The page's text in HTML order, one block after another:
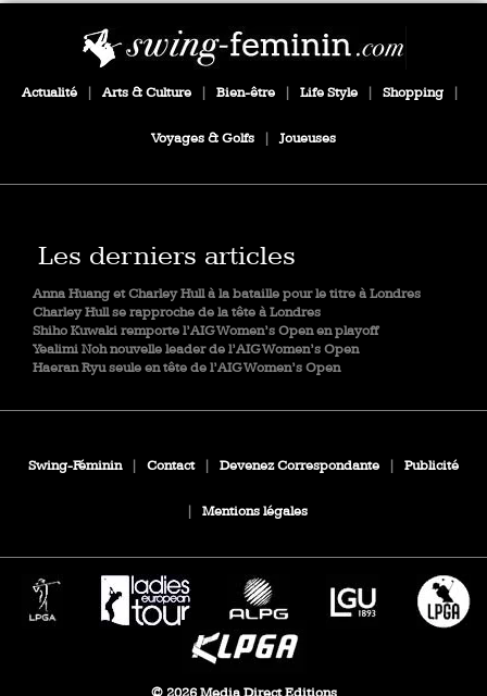
Actualité | Arts & Culture | Bien-être | Life Style | Shopping |
Voyages & Golfs | Joueuses
Les derniers articles
Anna Huang et Charley Hull à la bataille pour le titre à Londres
Charley Hull se rapproche de la tête à Londres
Shiho Kuwaki remporte l’AIG Women’s Open en playoff
Yealimi Noh nouvelle leader de l’AIG Women’s Open
Haeran Ryu seule en tête de l’AIG Women’s Open
Swing-Féminin | Contact | Devenez Correspondante | Publicité
| Mentions légales